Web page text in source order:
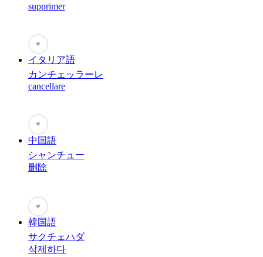
supprimer
♥
イタリア語
カンチェッラーレ
cancellare
♥
中国語
シャンチュー
删除
♥
韓国語
サクチェハダ
삭제하다